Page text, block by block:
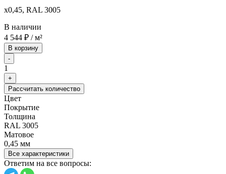
x0,45, RAL 3005
В наличии
4 544 ₽ / м²
В корзину
-
1
+
Рассчитать количество
Цвет
Покрытие
Толщина
RAL 3005
Матовое
0,45 мм
Все характеристики
Ответим на все вопросы: